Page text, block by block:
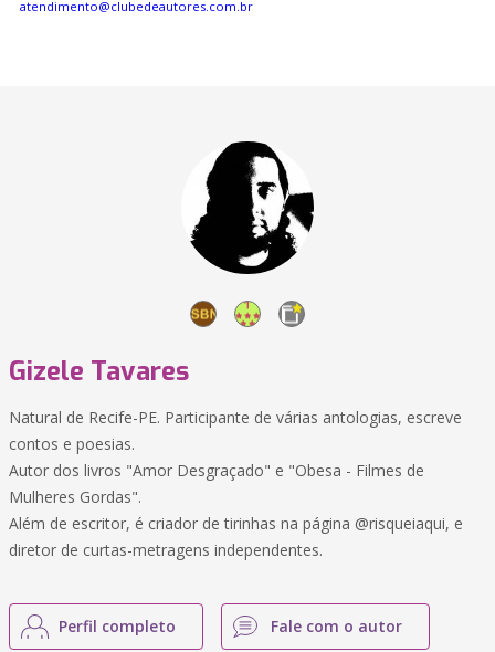
atendimento@clubedeautores.com.br
Gizele Tavares
Natural de Recife-PE. Participante de várias antologias, escreve
contos e poesias.
Autor dos livros "Amor Desgraçado" e "Obesa - Filmes de
Mulheres Gordas".
Além de escritor, é criador de tirinhas na página @risqueiaqui, e
diretor de curtas-metragens independentes.
Perfil completo Fale com o autor